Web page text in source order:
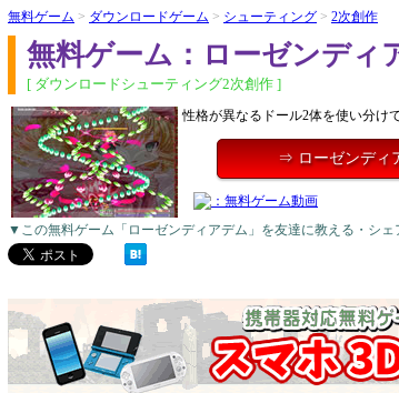
無料ゲーム > ダウンロードゲーム > シューティング > 2次創作
無料ゲーム：ローゼンディ
[ ダウンロードシューティング2次創作 ]
性格が異なるドール2体を使い分け
⇒ ローゼンディ
▼この無料ゲーム「ローゼンディアデム」を友達に教える・シェ